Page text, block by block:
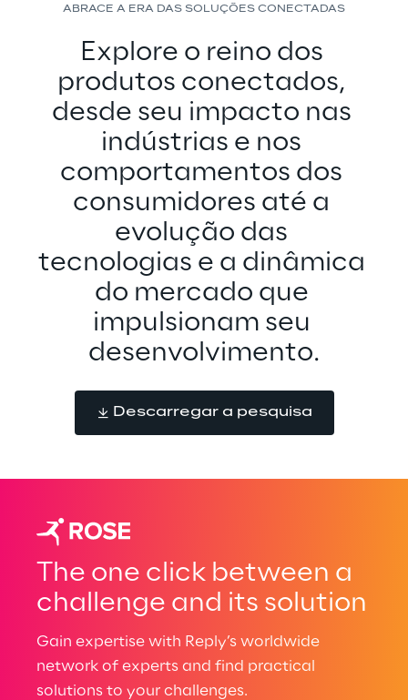
ABRACE A ERA DAS SOLUÇÕES CONECTADAS
Explore o reino dos
produtos conectados,
desde seu impacto nas
indústrias e nos
comportamentos dos
consumidores até a
evolução das
tecnologias e a dinâmica
do mercado que
impulsionam seu
desenvolvimento.
Descarregar a pesquisa
The one click between a
challenge and its solution
Gain expertise with Reply’s worldwide
network of experts and find practical
solutions to your challenges.